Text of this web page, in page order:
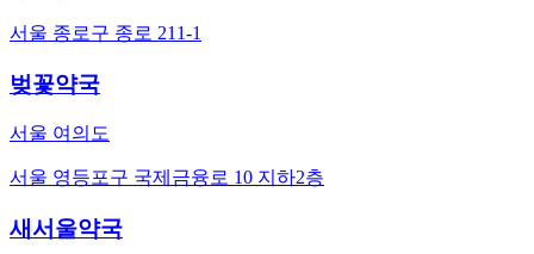
서울 종로구 종로 211-1
벚꽃약국
서울 여의도
서울 영등포구 국제금융로 10 지하2층
새서울약국